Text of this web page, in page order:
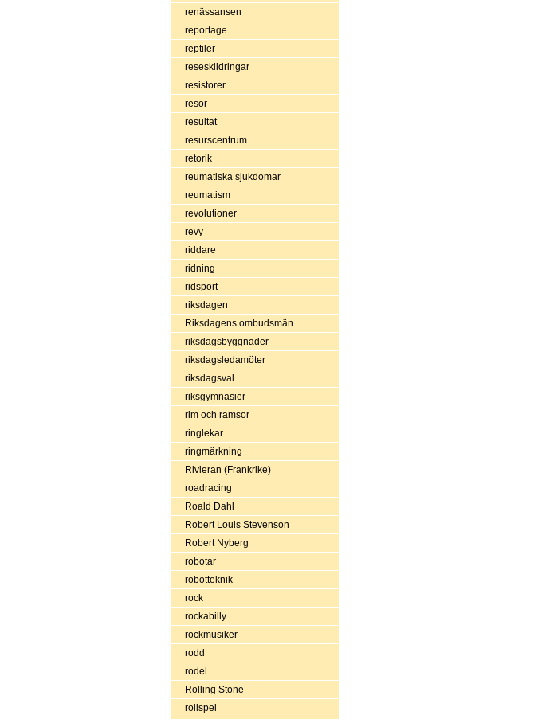
renässansen
reportage
reptiler
reseskildringar
resistorer
resor
resultat
resurscentrum
retorik
reumatiska sjukdomar
reumatism
revolutioner
revy
riddare
ridning
ridsport
riksdagen
Riksdagens ombudsmän
riksdagsbyggnader
riksdagsledamöter
riksdagsval
riksgymnasier
rim och ramsor
ringlekar
ringmärkning
Rivieran (Frankrike)
roadracing
Roald Dahl
Robert Louis Stevenson
Robert Nyberg
robotar
robotteknik
rock
rockabilly
rockmusiker
rodd
rodel
Rolling Stone
rollspel